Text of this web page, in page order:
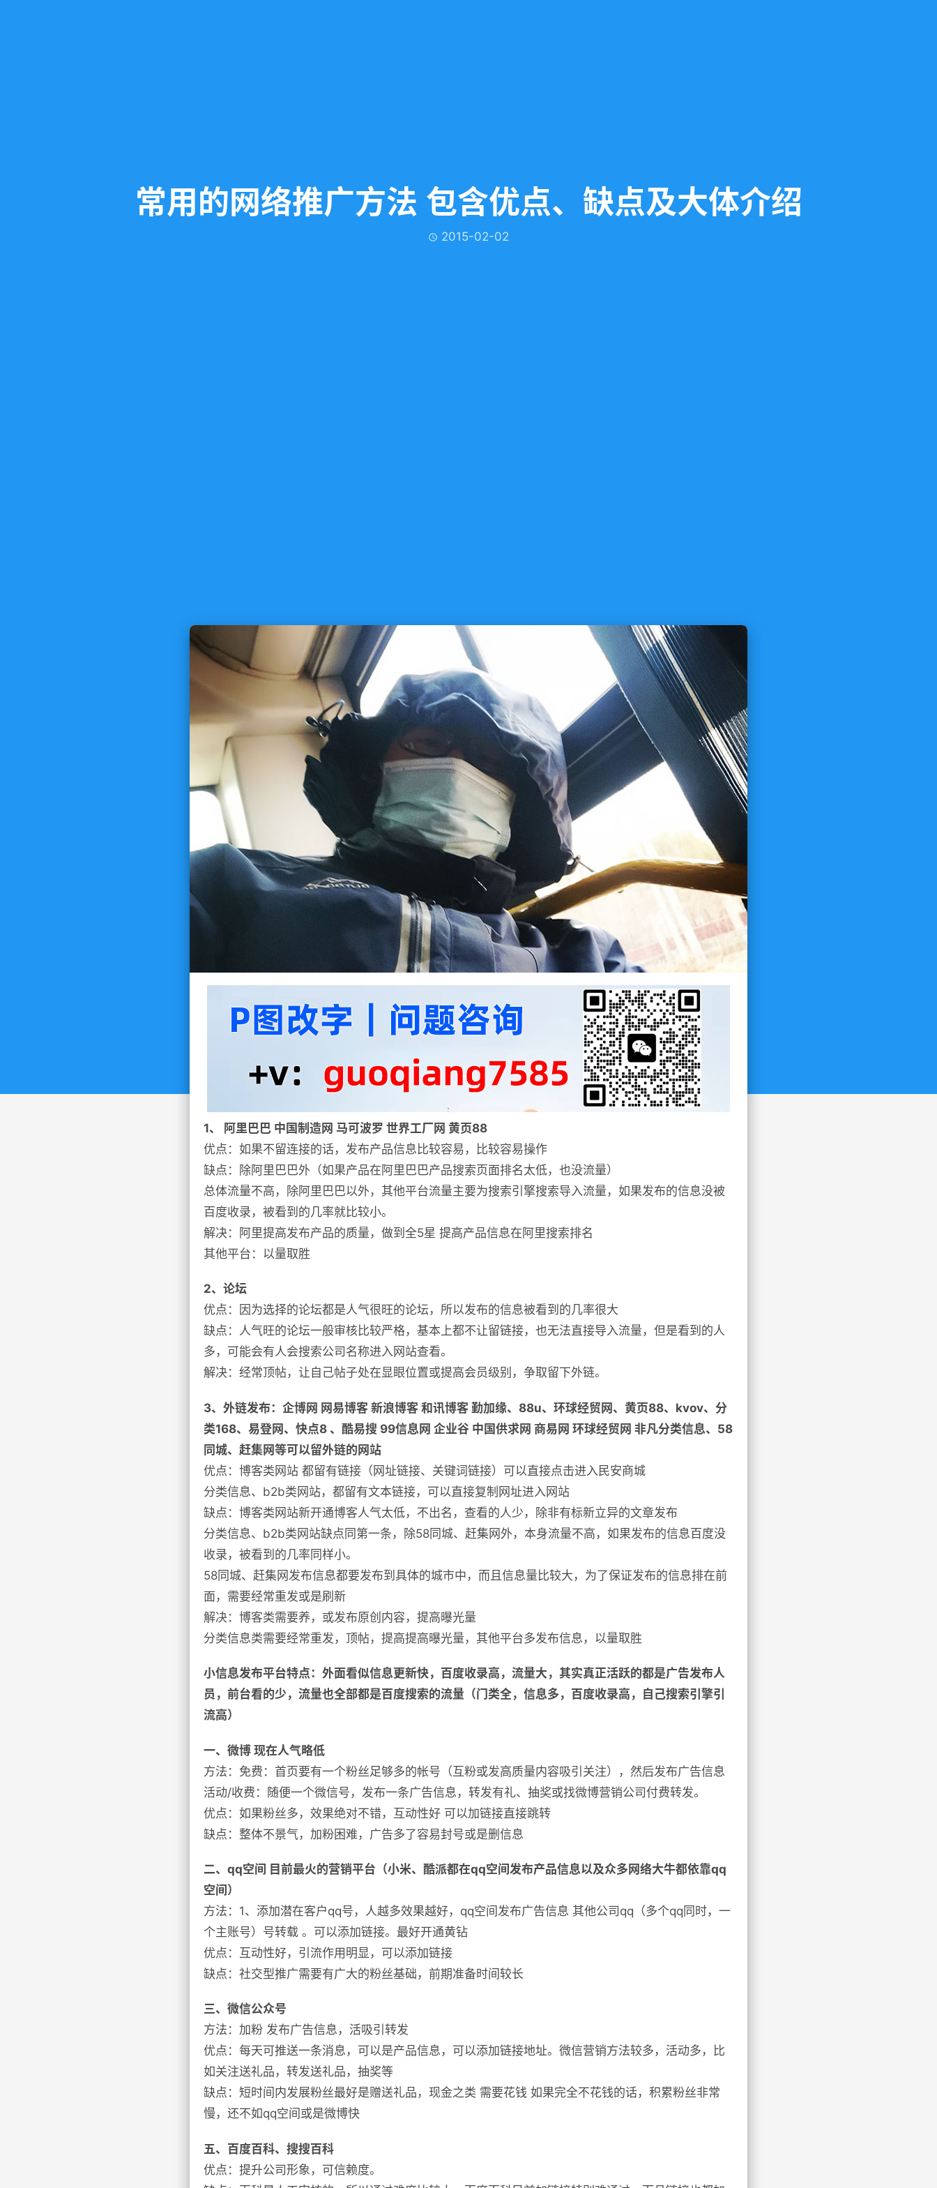
常用的网络推广方法 包含优点、缺点及大体介绍
 2015-02-02
1、 阿里巴巴 中国制造网 马可波罗 世界工厂网 黄页88
优点：如果不留连接的话，发布产品信息比较容易，比较容易操作
缺点：除阿里巴巴外（如果产品在阿里巴巴产品搜索页面排名太低，也没流量）
总体流量不高，除阿里巴巴以外，其他平台流量主要为搜索引擎搜索导入流量，如果发布的信息没被
百度收录，被看到的几率就比较小。
解决：阿里提高发布产品的质量，做到全5星 提高产品信息在阿里搜索排名
其他平台：以量取胜
2、论坛
优点：因为选择的论坛都是人气很旺的论坛，所以发布的信息被看到的几率很大
缺点：人气旺的论坛一般审核比较严格，基本上都不让留链接，也无法直接导入流量，但是看到的人
多，可能会有人会搜索公司名称进入网站查看。
解决：经常顶帖，让自己帖子处在显眼位置或提高会员级别，争取留下外链。
3、外链发布：企博网 网易博客 新浪博客 和讯博客 勤加缘、88u、环球经贸网、黄页88、kvov、分
类168、易登网、快点8 、酷易搜 99信息网 企业谷 中国供求网 商易网 环球经贸网 非凡分类信息、58
同城、赶集网等可以留外链的网站
优点：博客类网站 都留有链接（网址链接、关键词链接）可以直接点击进入民安商城
分类信息、b2b类网站，都留有文本链接，可以直接复制网址进入网站
缺点：博客类网站新开通博客人气太低，不出名，查看的人少，除非有标新立异的文章发布
分类信息、b2b类网站缺点同第一条，除58同城、赶集网外，本身流量不高，如果发布的信息百度没
收录，被看到的几率同样小。
58同城、赶集网发布信息都要发布到具体的城市中，而且信息量比较大，为了保证发布的信息排在前
面，需要经常重发或是刷新
解决：博客类需要养，或发布原创内容，提高曝光量
分类信息类需要经常重发，顶帖，提高提高曝光量，其他平台多发布信息，以量取胜
小信息发布平台特点：外面看似信息更新快，百度收录高，流量大，其实真正活跃的都是广告发布人
员，前台看的少，流量也全部都是百度搜索的流量（门类全，信息多，百度收录高，自己搜索引擎引
流高）
一、微博 现在人气略低
方法：免费：首页要有一个粉丝足够多的帐号（互粉或发高质量内容吸引关注），然后发布广告信息
活动/收费：随便一个微信号，发布一条广告信息，转发有礼、抽奖或找微博营销公司付费转发。
优点：如果粉丝多，效果绝对不错，互动性好 可以加链接直接跳转
缺点：整体不景气，加粉困难，广告多了容易封号或是删信息
二、qq空间 目前最火的营销平台（小米、酷派都在qq空间发布产品信息以及众多网络大牛都依靠qq
空间）
方法：1、添加潜在客户qq号，人越多效果越好，qq空间发布广告信息 其他公司qq（多个qq同时，一
个主账号）号转载 。可以添加链接。最好开通黄钻
优点：互动性好，引流作用明显，可以添加链接
缺点：社交型推广需要有广大的粉丝基础，前期准备时间较长
三、微信公众号
方法：加粉 发布广告信息，活吸引转发
优点：每天可推送一条消息，可以是产品信息，可以添加链接地址。微信营销方法较多，活动多，比
如关注送礼品，转发送礼品，抽奖等
缺点：短时间内发展粉丝最好是赠送礼品，现金之类 需要花钱 如果完全不花钱的话，积累粉丝非常
慢，还不如qq空间或是微博快
五、百度百科、搜搜百科
优点：提升公司形象，可信赖度。